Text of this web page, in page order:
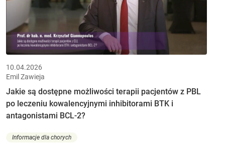
10.04.2026
Emil Zawieja
Jakie są dostępne możliwości terapii pacjentów z PBL
po leczeniu kowalencyjnymi inhibitorami BTK i
antagonistami BCL-2?
Informacje dla chorych